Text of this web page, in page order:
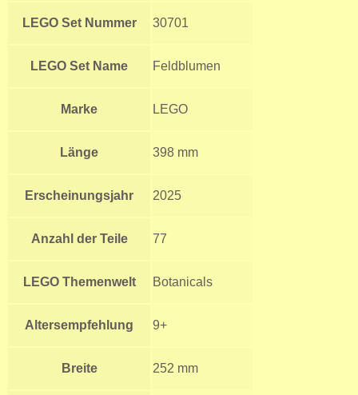
LEGO Set Nummer 30701
LEGO Set Name Feldblumen
Marke LEGO
Länge 398 mm
Erscheinungsjahr 2025
Anzahl der Teile 77
LEGO Themenwelt Botanicals
Altersempfehlung 9+
Breite 252 mm